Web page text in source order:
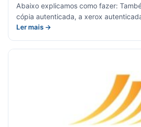
Abaixo explicamos como fazer:
cópia autenticada, a xerox
Ler mais →